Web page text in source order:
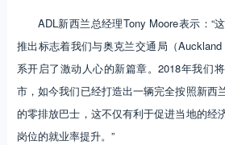
ADL新西兰总经理Tony Moore表示：“
推出标志着我们与奥克兰交通局（Auckland
系开启了激动人心的新篇章。2018年我们
市，如今我们已经打造出一辆完全按照新西
的零排放巴士，这不仅有利于促进当地的经
岗位的就业率提升。”